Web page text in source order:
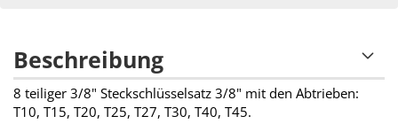
Beschreibung
8 teiliger 3/8" Steckschlüsselsatz 3/8" mit den Abtrieben:
T10, T15, T20, T25, T27, T30, T40, T45.